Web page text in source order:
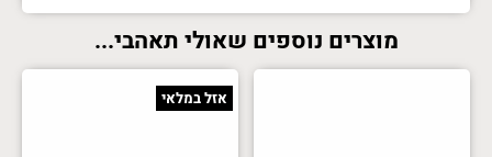
מוצרים נוספים שאולי תאהבי...
אזל במלאי